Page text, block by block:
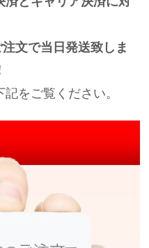
文で当日発送致しま
をご覧ください。